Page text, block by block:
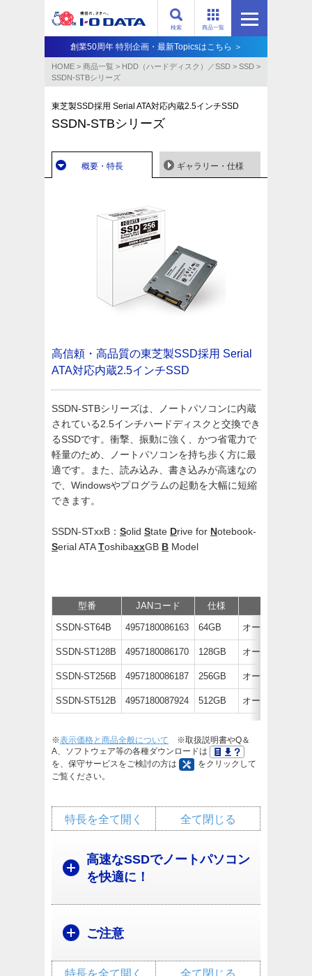
商品一覧
検索
創業50周年 特別企画・最新Topicsはこちら ＞
HOME > 商品一覧 > HDD（ハードディスク）／SSD > SSD >
SSDN-STBシリーズ
東芝製SSD採用 Serial ATA対応内蔵2.5インチSSD
SSDN-STBシリーズ
概要・特長 ギャラリー・仕様
高信頼・高品質の東芝製SSD採用 Serial
ATA対応内蔵2.5インチSSD
SSDN-STBシリーズは、ノートパソコンに内蔵
されている2.5インチハードディスクと交換でき
るSSDです。衝撃、振動に強く、かつ省電力で
軽量のため、ノートパソコンを持ち歩く方に最
適です。また、読み込み、書き込みが高速なの
で、Windowsやプログラムの起動を大幅に短縮
できます。
SSDN-STxxB： Solid State Drive for Notebook-
Serial ATAToshibaxxGB B Model
型番 JANコード 仕様
SSDN-ST64B 4957180086163 64GB オープン価格
SSDN-ST128B 4957180086170 128GB オープン価格
SSDN-ST256B 4957180086187 256GB オープン価格
SSDN-ST512B 4957180087924 512GB オープン価格
※表示価格と商品全般について ※取扱説明書やQ＆
A、ソフトウェア等の各種ダウンロードは
を、保守サービスをご検討の方は
をクリックして
ご覧ください。
全て閉じる
特長を全て開く
高速なSSDでノートパソコン
を快適に！
ご注意
全て閉じる
特長を全て開く